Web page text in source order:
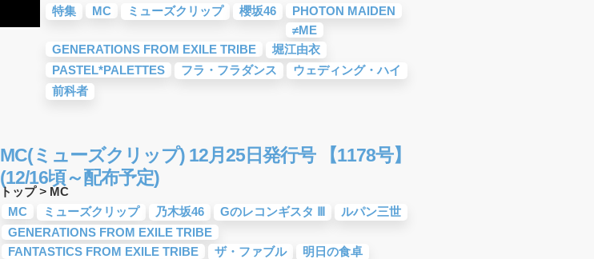
特集
MC ミューズクリップ 櫻坂46
PHOTON MAIDEN
≠ME
GENERATIONS FROM EXILE TRIBE
堀江由衣
PASTEL*PALETTES
フラ・フラダンス
ウェディング・ハイ
前科者
MC(ミューズクリップ) 12月25日発行号 【1178号】
(12/16頃～配布予定)
トップ> MC
MC
ミューズクリップ 乃木坂46 Gのレコンギスタ Ⅲ
ルパン三世
GENERATIONS FROM EXILE TRIBE
FANTASTICS FROM EXILE TRIBE
ザ・ファブル
明日の食卓